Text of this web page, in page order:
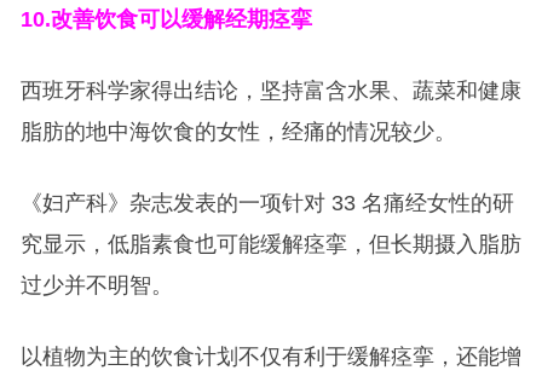
10.改善饮食可以缓解经期痉挛
西班牙科学家得出结论，坚持富含水果、蔬菜和健康
脂肪的地中海饮食的女性，经痛的情况较少。
《妇产科》杂志发表的一项针对 33 名痛经女性的研
究显示，低脂素食也可能缓解痉挛，但长期摄入脂肪
过少并不明智。
以植物为主的饮食计划不仅有利于缓解痉挛，还能增